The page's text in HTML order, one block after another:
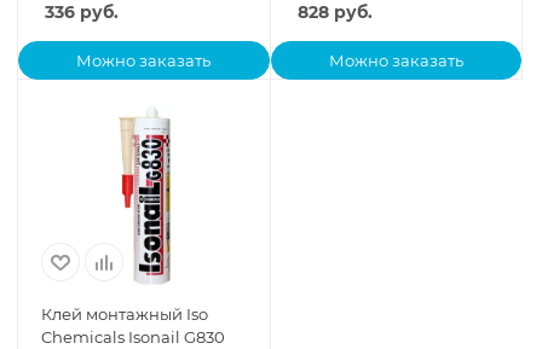
336 руб.
Можно заказать
828руб.
Можно заказать
Клей монтажный Iso
Chemicals Isonail G830